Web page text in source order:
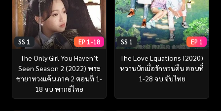
SS 1 EP 1-18
The Only Girl You Haven’t
Seen Season 2 (2022) พระ
ชายาทวงแค้น ภาค 2 ตอนที่ 1-
18 จบ พากย์ไทย
SS 1 EP 1
The Love Equations (2020)
หวานนักเมื่อรักหวนคืน ตอนที่
1-28 จบ ซับไทย